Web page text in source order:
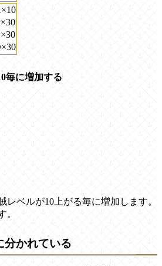
毎に増加する
レベルが10上がる毎に増加します。
。
分かれている